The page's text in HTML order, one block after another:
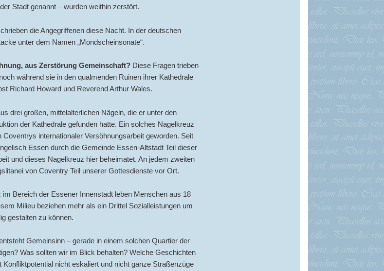
Stadt genannt – wurden weithin zerstört.
die Angegriffenen diese Nacht. In der deutschen
unter dem Namen „Mondscheinsonate“.
aus Zerstörung Gemeinschaft?Diese Fragen trieben
während sie in den qualmenden Ruinen ihrer Kathedrale
Richard Howard und Reverend Arthur Wales.
drei großen, mittelalterlichen Nägeln, die er unter den
der Kathedrale gefunden hatte. Ein solches Nagelkreuz
internationaler Versöhnungsarbeit geworden. Seit
Essen durch die Gemeinde Essen-Altstadt Teil dieser
und dieses Nagelkreuz hier beheimatet. An jedem zweiten
von Coventry Teil unserer Gottesdienste vor Ort.
im Bereich der Essener Innenstadt leben Menschen aus 18
Milieu beziehen mehr als ein Drittel Sozialleistungen um
gestalten zu können.
Gemeinsinn – gerade in einem solchen Quartier der
Was sollten wir im Blick behalten? Welche Geschichten
nicht eskaliert und nicht ganze Straßenzüge